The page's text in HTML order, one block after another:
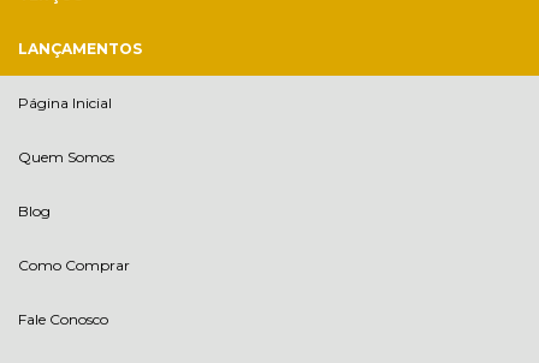
LANÇAMENTOS
Página Inicial
Quem Somos
Blog
Como Comprar
Fale Conosco